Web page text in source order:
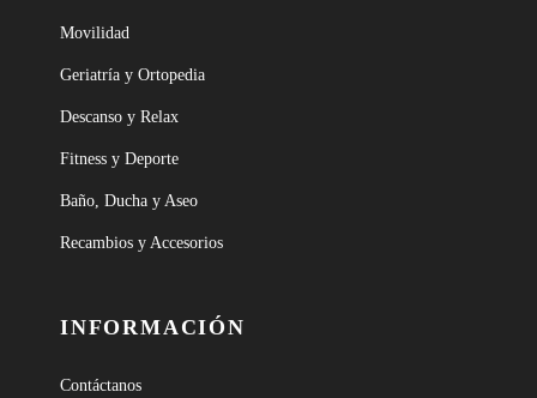
Movilidad
Geriatría y Ortopedia
Descanso y Relax
Fitness y Deporte
Baño, Ducha y Aseo
Recambios y Accesorios
INFORMACIÓN
Contáctanos